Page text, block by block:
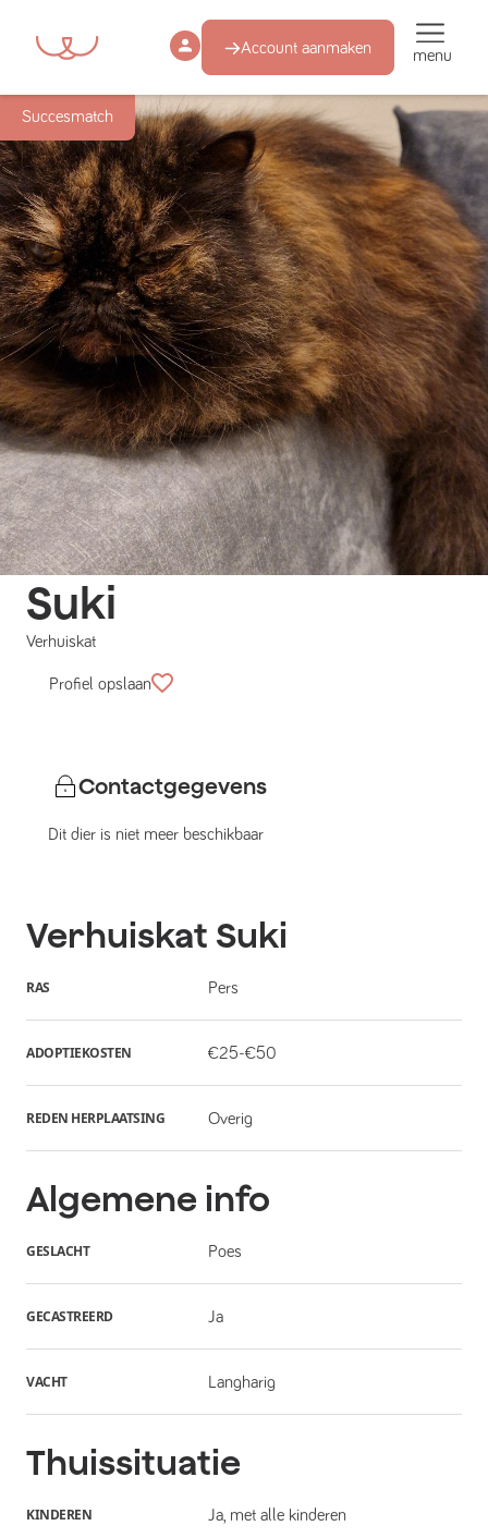
Account aanmaken menu
Succesmatch
Suki
Verhuiskat
Profiel opslaan
Contactgegevens
Dit dier is niet meer beschikbaar
Verhuiskat Suki
RAS Pers
ADOPTIEKOSTEN €25-€50
REDEN HERPLAATSING Overig
Algemene info
GESLACHT Poes
GECASTREERD Ja
VACHT Langharig
Thuissituatie
KINDEREN Ja, met alle kinderen